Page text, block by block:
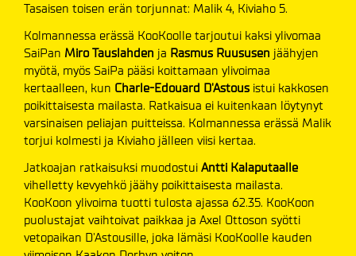
Tasaisen toisen erän torjunnat: Malik 4, Kiviaho 5.
Kolmannessa erässä KooKoolle tarjoutui kaksi ylivomaa
SaiPan Miro Tauslahden ja Rasmus Ruususen jäähyjen
myötä, myös SaiPa pääsi koittamaan ylivoimaa
kertaalleen, kun Charle-Edouard D'Astous istui kakkosen
poikittaisesta mailasta. Ratkaisua ei kuitenkaan löytynyt
varsinaisen peliajan puitteissa. Kolmannessa erässä Malik
torjui kolmesti ja Kiviaho jälleen viisi kertaa.
Jatkoajan ratkaisuksi muodostui Antti Kalaputaalle
vihelletty kevyehkö jäähy poikittaisesta mailasta.
KooKoon ylivoima tuotti tulosta ajassa 62.35. KooKoon
puolustajat vaihtoivat paikkaa ja Axel Ottoson syötti
vetopaikan D'Astousille, joka lämäsi KooKoolle kauden